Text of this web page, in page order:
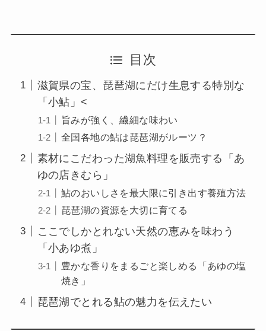
目次
滋賀県の宝、琵琶湖にだけ生息する特別な
「小鮎」<
旨みが強く、繊細な味わい
全国各地の鮎は琵琶湖がルーツ？
素材にこだわった湖魚料理を販売する「あ
ゆの店きむら」
鮎のおいしさを最大限に引き出す養殖方法
琵琶湖の資源を大切に育てる
ここでしかとれない天然の恵みを味わう
「小あゆ煮」
豊かな香りをまるごと楽しめる「あゆの塩
焼き」
琵琶湖でとれる鮎の魅力を伝えたい